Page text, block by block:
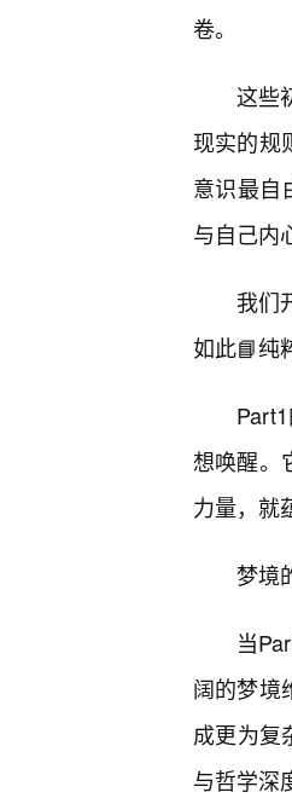
卷。
这些
现实的规
意识最自
与自己内
我们
如此📘纯
想唤醒。
力量，就
梦境
当
阔的梦境
成更为复
与哲学深